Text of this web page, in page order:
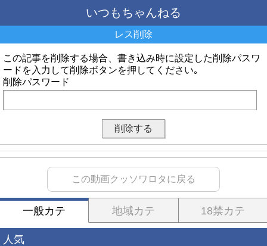
いつもちゃんねる
レス削除
この記事を削除する場合、書き込み時に設定した削除パスワ
ードを入力して削除ボタンを押してください｡
削除パスワード
この動画クッソワロタに戻る
一般カテ 地域カテ 18禁カテ
人気